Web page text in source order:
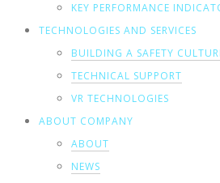
KEY PERFORMANCE
TECHNOLOGIES AND SERVICES
BUILDING A SAFETY
TECHNICAL SUPPORT
VR TECHNOLOGIES
ABOUT COMPANY
ABOUT
NEWS